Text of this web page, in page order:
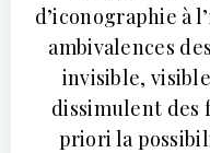
d’iconographie à
ambivalences
invisible,
dissimulent des
priori la